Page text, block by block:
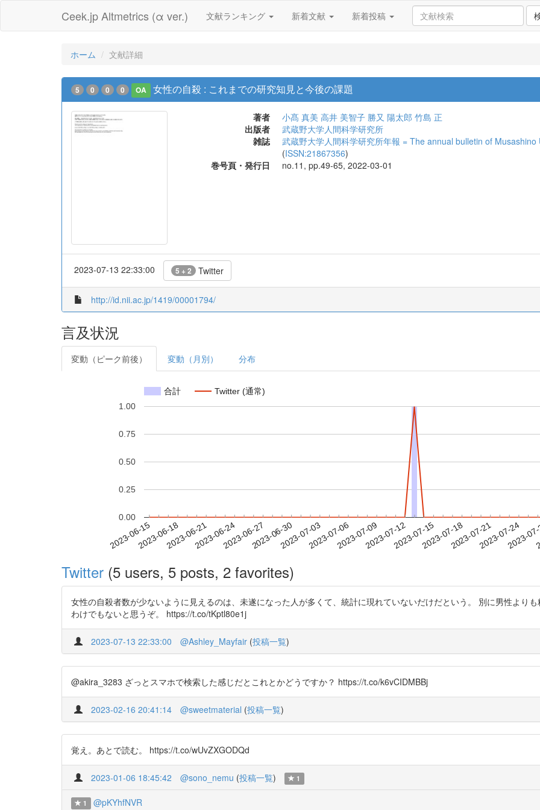
Ceek.jp Altmetrics (α ver.) 文献ランキング 新着文献 新着投稿
ホーム 文献詳細
5 0 0 0 OA 女性の自殺 : これまでの研究知見と今後の課題
著者 小髙 真美 高井 美智子 勝又 陽太郎 竹島 正
出版者
武蔵野大学人間科学研究所
雑誌
武蔵野大学人間科学研究所年報 = The annual bulletin of
(ISSN:21867356)
巻号頁・発行日
no.11, pp.49-65, 2022-03-01
2023-07-13 22:33:00 5 + 2 Twitter
http://id.nii.ac.jp/1419/00001794/
言及状況
変動（ピーク前後） 変動（月別） 分布
合計 Twitter (通常)
2023-06-152023-06-182023-06-212023-06-242023-06-272023-06-302023-07-032023-07-062023-07-092023-07-122023-07-152023-07-182023-07-212023-07-24
2023-
0.00
0.25
0.50
0.75
1.00
Twitter (5 users, 5 posts, 2 favorites)
女性の自殺者数が少ないように見えるのは、未遂になった人が多くて、統計に現れていないだけだという。 別に男性より
わけでもないと思うぞ。 https://t.co/tKptl80e1j
2023-07-13 22:33:00 @Ashley_Mayfair (投稿一覧)
@akira_3283 ざっとスマホで検索した感じだとこれとかどうですか？ https://t.co/k6vCIDMBBj
2023-02-16 20:41:14 @sweetmaterial (投稿一覧)
覚え。あとで読む。 https://t.co/wUvZXGODQd
2023-01-06 18:45:42 @sono_nemu (投稿一覧) 1
1 @pKYhfNVR